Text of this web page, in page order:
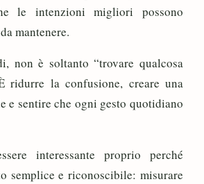
le intenzioni migliori possono
mantenere.
non è soltanto “trovare qualcosa
ridurre la confusione, creare una
e sentire che ogni gesto quotidiano
interessante proprio perché
semplice e riconoscibile: misurare